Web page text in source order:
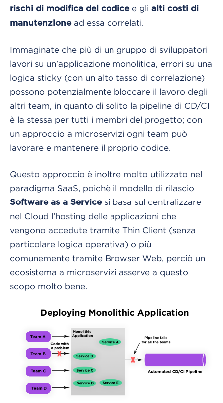
rischi di modifica del codicee gli alti costi di
manutenzionead essa correlati.
Immaginate che più di un gruppo di sviluppatori
lavori su un'applicazione monolitica, errori su una
logica sticky (con un alto tasso di correlazione)
possono potenzialmente bloccare il lavoro degli
altri team, in quanto di solito la pipeline di CD/CI
è la stessa per tutti i membri del progetto; con
un approccio a microservizi ogni team può
lavorare e mantenere il proprio codice.
Questo approccio è inoltre molto utilizzato nel
paradigma SaaS, poichè il modello di rilascio
Software as a Service si basa sul centralizzare
nel Cloud l’hosting delle applicazioni che
vengono accedute tramite Thin Client (senza
particolare logica operativa) o più
comunemente tramite Browser Web, perciò un
ecosistema a microservizi asserve a questo
scopo molto bene.